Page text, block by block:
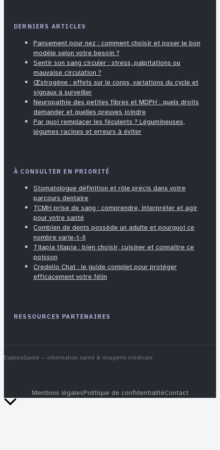
DERNIERS ARTICLES
Pansement pour nez : comment choisir et poser le bon
modèle selon votre besoin ?
Sentir son sang circuler : stress, palpitations ou
mauvaise circulation ?
Œstrogène : effets sur le corps, variations du cycle et
signaux à surveiller
Neuropathie des petites fibres et MDPH : quels droits
demander et quelles preuves joindre
Par quoi remplacer les féculents ? Légumineuses,
légumes racines et erreurs à éviter
À CONSULTER EN PRIORITÉ
Stomatologue définition et rôle précis dans votre
parcours dentaire
TCMH prise de sang : comprendre, interpréter et agir
pour votre santé
Combien de dents possède un adulte et pourquoi ce
nombre varie-t-il
Tilapia tilapia : bien choisir, cuisiner et connaître ce
poisson
Credelio Chat : le guide complet pour protéger
efficacement votre félin
RESSOURCES PARTENAIRES
ExploraSanté — information santé & imagerie médicale
Mentions légalesPolitique de confidentialitéContact